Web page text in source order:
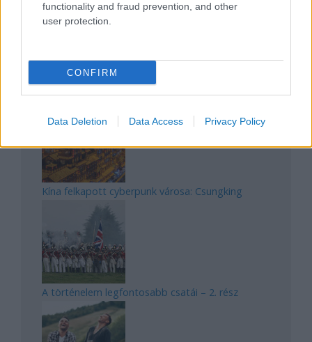
functionality and fraud prevention, and other
user protection.
CONFIRM
Data Deletion Data Access Privacy Policy
Japán sebességre kapcsol – A gyorsvasút
Kína felkapott cyberpunk városa: Csungking
A történelem legfontosabb csatái – 2. rész